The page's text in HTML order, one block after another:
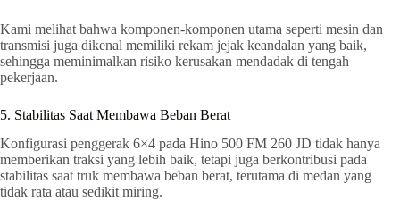
Kami melihat bahwa komponen-komponen utama seperti mesin dan
transmisi juga dikenal memiliki rekam jejak keandalan yang baik,
sehingga meminimalkan risiko kerusakan mendadak di tengah
pekerjaan.
5. Stabilitas Saat Membawa Beban Berat
Konfigurasi penggerak 6×4 pada Hino 500 FM 260 JD tidak hanya
memberikan traksi yang lebih baik, tetapi juga berkontribusi pada
stabilitas saat truk membawa beban berat, terutama di medan yang
tidak rata atau sedikit miring.